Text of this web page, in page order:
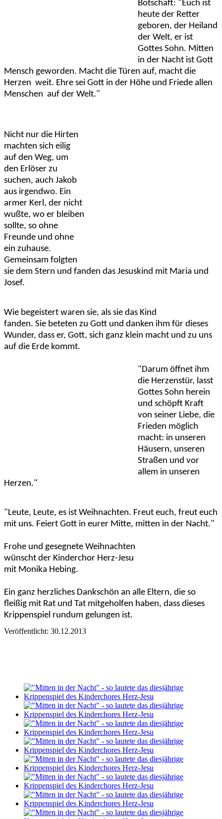
Botschaft: "Euch ist
heute der Retter
geboren, der Heiland
der Welt, er ist
Gottes Sohn. Mitten
in der Nacht ist Gott
Mensch geworden. Macht die Türen auf, macht die
Herzen weit. Ehre sei Gott in der Höhe und Friede allen
Menschen auf der Welt."
Nicht nur die Hirten
machten sich eilig
auf den Weg, um
den Erlöser zu
suchen, auch Jakob
aus irgendwo. Ein
armer Kerl, der nicht
wußte, wo er bleiben
sollte, so ohne
Freunde und ohne
ein zuhause.
Gemeinsam folgten
sie dem Stern und fanden das Jesuskind mit Maria und
Josef.
Wie begeistert waren sie, als sie das Kind
fanden. Sie beteten zu Gott und danken ihm für dieses
Wunder, dass er, Gott, sich ganz klein macht und zu uns
auf die Erde kommt.
"Darum öffnet ihm
die Herzenstür, lasst
Gottes Sohn herein
und schöpft Kraft
von seiner Liebe, die
Frieden möglich
macht: in unseren
Häusern, unseren
Straßen und vor
allem in unseren
Herzen."
"Leute, Leute, es ist Weihnachten. Freut euch, freut euch
mit uns. Feiert Gott in eurer Mitte, mitten in der Nacht."
Frohe und gesegnete Weihnachten
wünscht der Kinderchor Herz-Jesu
mit Monika Hebing.
Ein ganz herzliches Dankschön an alle Eltern, die so
fleißig mit Rat und Tat mitgeholfen haben, dass dieses
Krippenspiel rundum gelungen ist.
Veröffentlicht: 30.12.2013